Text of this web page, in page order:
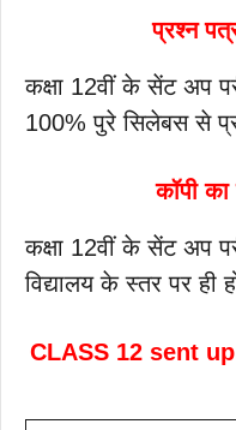
प्रश्न
कक्षा 12वीं के सेंट अप
100% पुरे सिलेबस से
कॉपी
कक्षा 12वीं के सेंट अप
विद्यालय के स्तर पर ही
CLASS 12 sent